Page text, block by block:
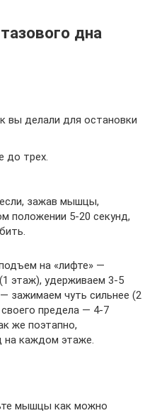
дна
вы делали для остановки
до трех.
зажав мышцы,
положении 5-20 секунд,
на «лифте» —
этаж), удерживаем 3-5
зажимаем чуть сильнее (2
предела — 4-7
же поэтапно,
на каждом этаже.
мышцы как можно